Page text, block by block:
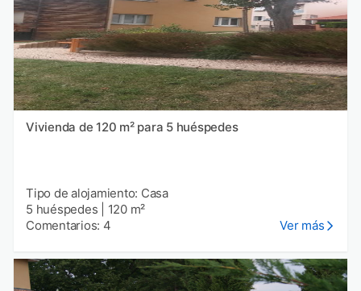
Vivienda de 120 m² para 5 huéspedes
Tipo de alojamiento: Casa
5 huéspedes
120 m²
Comentarios: 4
Ver más